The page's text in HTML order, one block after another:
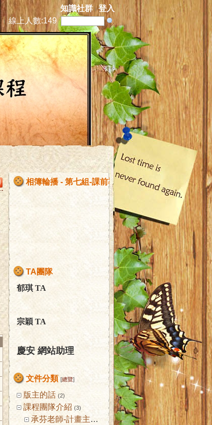
知識社群
登入
線上人數:149
相簿輪播 - 第七組-課前導讀0501
TA團隊
郁琪 TA
宗穎 TA
慶安 網站助理
文件分類 [總覽]
版主的話 (2)
課程團隊介紹 (3)
承芬老師-計畫主持人 (1)